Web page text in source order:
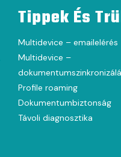
Tippek És
Multidevice – emailelérés
Multidevice –
Profile roaming
Dokumentumbiztonság
Távoli diagnosztika